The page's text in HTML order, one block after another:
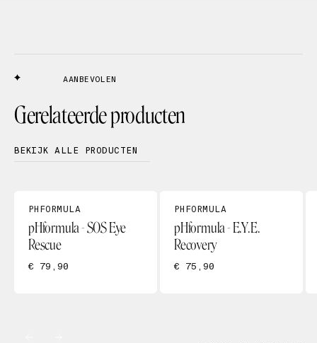
AANBEVOLEN
Gerelateerde producten
BEKIJK ALLE PRODUCTEN
PHFORMULA
pHformula - SOS Eye
Rescue
€ 79,90
PHFORMULA
pHformula - E.Y.E.
Recovery
€ 75,90